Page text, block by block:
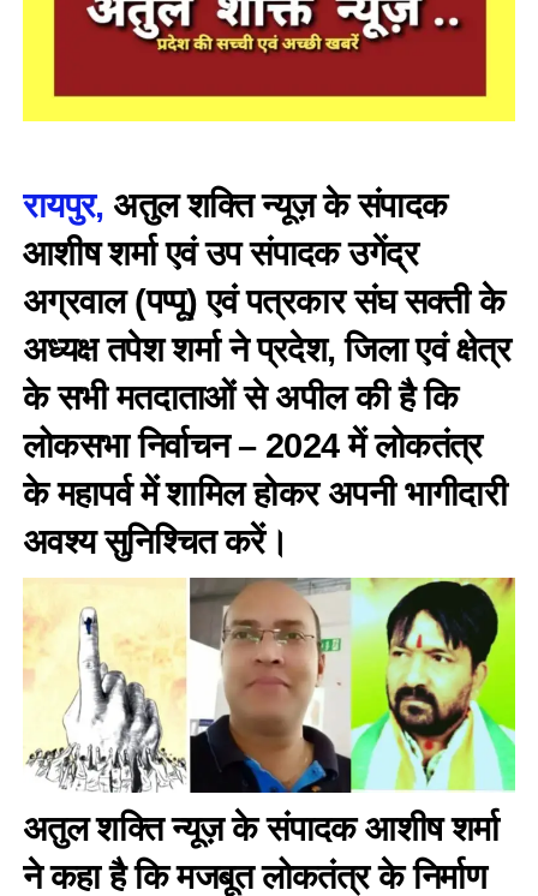
रायपुर, अतुल शक्ति न्यूज़ के संपादक
आशीष शर्मा एवं उप संपादक उगेंद्र
अग्रवाल (पप्पू) एवं पत्रकार संघ सक्ती के
अध्यक्ष तपेश शर्मा ने प्रदेश, जिला एवं क्षेत्र
के सभी मतदाताओं से अपील की है कि
लोकसभा निर्वाचन – 2024 में लोकतंत्र
के महापर्व में शामिल होकर अपनी भागीदारी
अवश्य सुनिश्चित करें।
अतुल शक्ति न्यूज़ के संपादक आशीष शर्मा
ने कहा है कि मजबूत लोकतंत्र के निर्माण